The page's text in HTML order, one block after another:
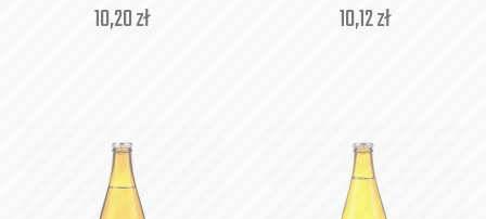
10,20zł 10,12zł